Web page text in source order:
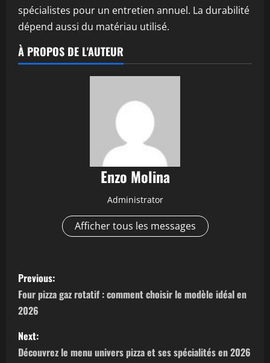
spécialistes pour un entretien annuel. La durabilité
dépend aussi du matériau utilisé.
À PROPOS DE L'AUTEUR
Enzo Molina
Administrator
Afficher tous les messages
P
o
s
t
Previous:
Four pizza gaz rotatif : comment choisir le modèle idéal en
2026
Next:
Découvrez le menu univers pizza et ses spécialités en 2026